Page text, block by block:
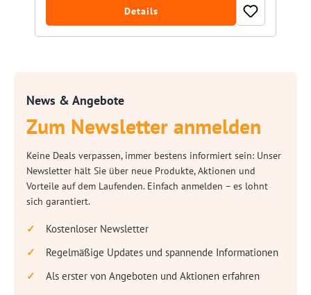
Details
News & Angebote
Zum Newsletter anmelden
Keine Deals verpassen, immer bestens informiert sein: Unser
Newsletter hält Sie über neue Produkte, Aktionen und
Vorteile auf dem Laufenden. Einfach anmelden – es lohnt
sich garantiert.
Kostenloser Newsletter
Regelmäßige Updates und spannende Informationen
Als erster von Angeboten und Aktionen erfahren